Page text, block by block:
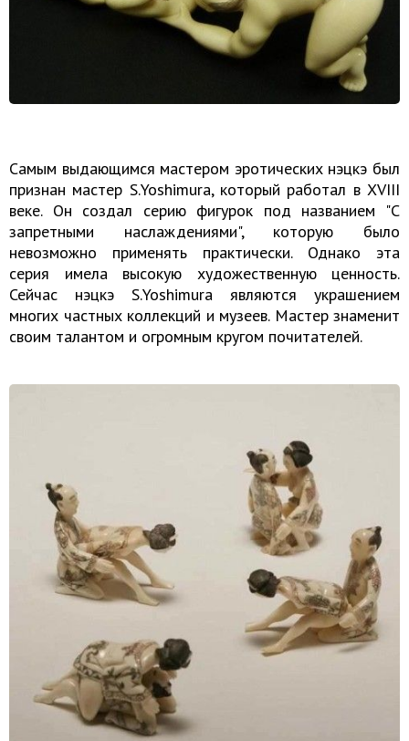
Самым выдающимся мастером эротических нэцкэ был
признан мастер S.Yoshimura, который работал в XVIII
веке. Он создал серию фигурок под названием "С
запретными наслаждениями", которую было
невозможно применять практически. Однако эта
серия имела высокую художественную ценность.
Сейчас нэцкэ S.Yoshimura являются украшением
многих частных коллекций и музеев. Мастер знаменит
своим талантом и огромным кругом почитателей.